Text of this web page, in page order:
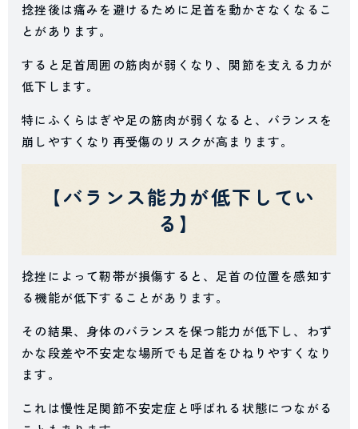
捻挫後は痛みを避けるために足首を動かさなくなるこ
とがあります。
すると足首周囲の筋肉が弱くなり、関節を支える力が
低下します。
特にふくらはぎや足の筋肉が弱くなると、バランスを
崩しやすくなり再受傷のリスクが高まります。
【バランス能力が低下してい
る】
捻挫によって靭帯が損傷すると、足首の位置を感知す
る機能が低下することがあります。
その結果、身体のバランスを保つ能力が低下し、わず
かな段差や不安定な場所でも足首をひねりやすくなり
ます。
これは慢性足関節不安定症と呼ばれる状態につながる